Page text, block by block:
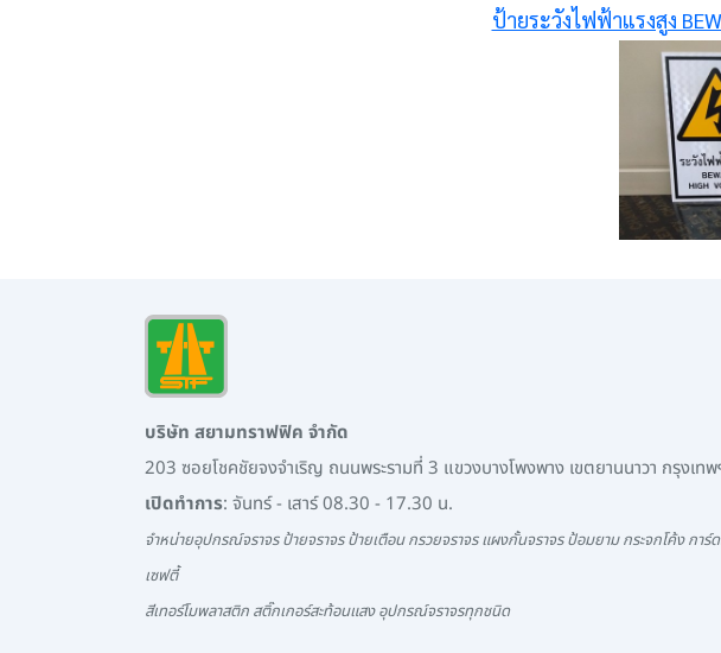
ป้ายระวังไฟฟ้าแรงสูง
บริษัท สยามทราฟฟิค จำกัด
203 ซอยโชคชัยจงจำเริญ ถนนพระรามที่ 3 แขวงบางโพงพาง เขตยานนาวา กรุงเท
เปิดทำการ: จันทร์ - เสาร์ 08.30 - 17.30 น.
จำหน่ายอุปกรณ์จราจร ป้ายจราจร ป้ายเตือน กรวยจราจร แผงกั้นจราจร ป้อมยาม กระจกโค้ง การ์
เซฟตี้
สีเทอร์โมพลาสติก สติ๊กเกอร์สะท้อนแสง อุปกรณ์จราจรทุกชนิด